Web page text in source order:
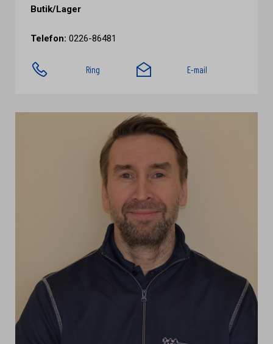
Butik/Lager
Telefon: 0226-86481
Ring E-mail